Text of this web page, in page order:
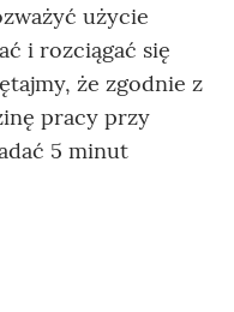
użycie
i rozciągać się
że zgodnie z
pracy przy
5 minut